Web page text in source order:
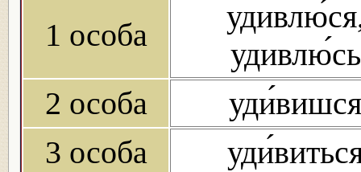
1 особа
удивлю́сь
2 особа
уди́вишся
3 особа